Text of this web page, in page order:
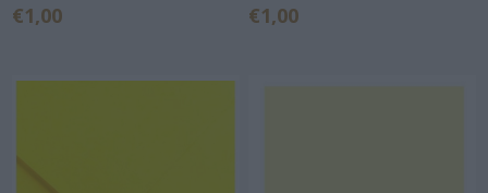
€1,00 €1,00